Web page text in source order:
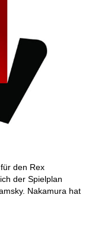
den Rex
der Spielplan
Nakamura hat